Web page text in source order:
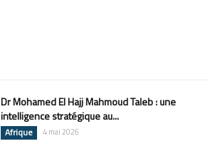
Dr Mohamed El Hajj Mahmoud Taleb : une
intelligence stratégique au...
Afrique 4 mai 2026